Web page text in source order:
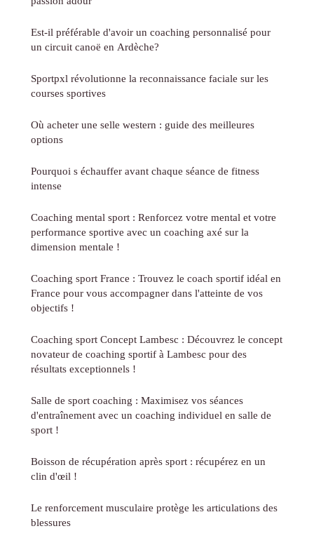
Est-il préférable d'avoir un coaching personnalisé pour
un circuit canoë en Ardèche?
Sportpxl révolutionne la reconnaissance faciale sur les
courses sportives
Où acheter une selle western : guide des meilleures
options
Pourquoi s échauffer avant chaque séance de fitness
intense
Coaching mental sport : Renforcez votre mental et votre
performance sportive avec un coaching axé sur la
dimension mentale !
Coaching sport France : Trouvez le coach sportif idéal en
France pour vous accompagner dans l'atteinte de vos
objectifs !
Coaching sport Concept Lambesc : Découvrez le concept
novateur de coaching sportif à Lambesc pour des
résultats exceptionnels !
Salle de sport coaching : Maximisez vos séances
d'entraînement avec un coaching individuel en salle de
sport !
Boisson de récupération après sport : récupérez en un
clin d'œil !
Le renforcement musculaire protège les articulations des
blessures